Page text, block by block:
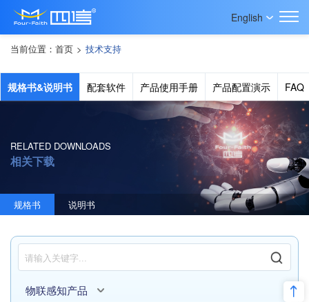
English
当前位置： 首页 > 技术支持
规格书&说明书 配套软件 产品使用手册 产品配置演示 FAQ
RELATED DOWNLOADS
相关下载
规格书 说明书
物联感知产品